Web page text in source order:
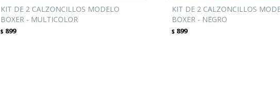
KIT DE 2 CALZONCILLOS MODELO
BOXER - MULTICOLOR
$ 899
KIT DE 2 CALZONCILLOS
BOXER - NEGRO
$ 899